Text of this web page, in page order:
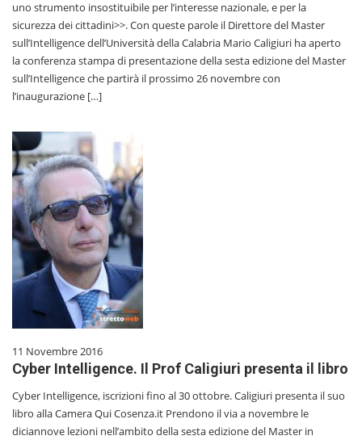
uno strumento insostituibile per l’interesse nazionale, e per la
sicurezza dei cittadini>>. Con queste parole il Direttore del Master
sull’Intelligence dell’Università della Calabria Mario Caligiuri ha aperto
la conferenza stampa di presentazione della sesta edizione del Master
sull’Intelligence che partirà il prossimo 26 novembre con
l’inaugurazione […]
11 Novembre 2016
Cyber Intelligence. Il Prof Caligiuri presenta il libro
Cyber Intelligence, iscrizioni fino al 30 ottobre. Caligiuri presenta il suo
libro alla Camera Qui Cosenza.it Prendono il via a novembre le
diciannove lezioni nell’ambito della sesta edizione del Master in